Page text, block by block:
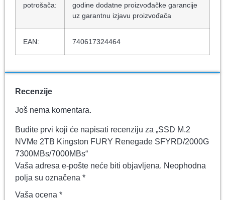
potrošača:
godine dodatne proizvođačke garancije
uz garantnu izjavu proizvođača
EAN: 740617324464
Recenzije
Još nema komentara.
Budite prvi koji će napisati recenziju za „SSD M.2
NVMe 2TB Kingston FURY Renegade SFYRD/2000G
7300MBs/7000MBs“
Vaša adresa e-pošte neće biti objavljena. Neophodna
polja su označena *
Vaša ocena *